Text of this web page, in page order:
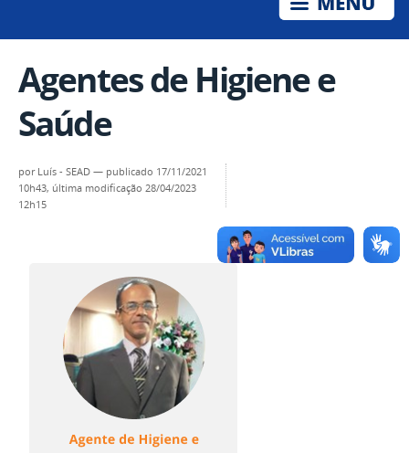
Agentes de Higiene e
Saúde
por Luís - SEAD — publicado 17/11/2021
10h43, última modificação 28/04/2023
12h15